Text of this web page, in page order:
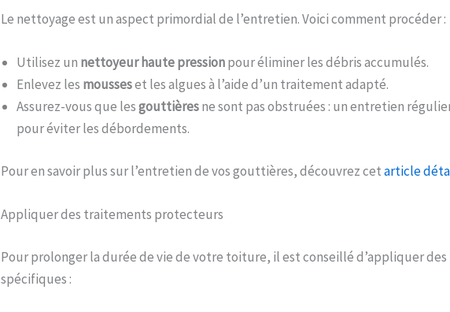
Le nettoyage est un aspect primordial de l’entretien. Voici comment procéder :
Utilisez un nettoyeur haute pressionpour éliminer les débris accumulés.
Enlevez les mousseset les algues à l’aide d’un traitement adapté.
Assurez-vous que lesgouttièresne sont pas obstruées : un entretien
pour éviter les débordements.
Pour en savoir plus sur l’entretien de vos gouttières, découvrez cetarticle
Appliquer des traitements protecteurs
Pour prolonger la durée de vie de votre toiture, il est conseillé d’appliquer
spécifiques :